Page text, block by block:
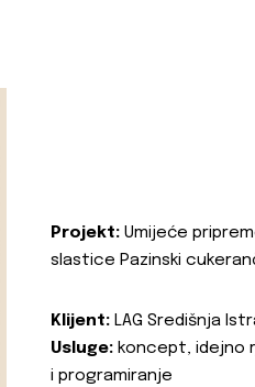
Projekt: Umijeće
slastice Pazinski
Klijent: LAG Središnja
Usluge: koncept, idejno
i programiranje